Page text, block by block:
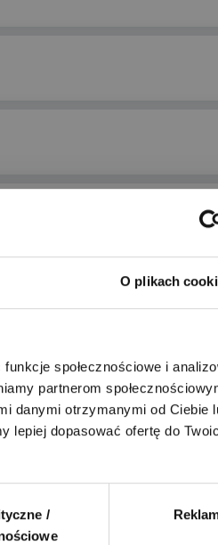
O plikach
społecznościowe i
partnerom
danymi otrzymanymi od Ciebie
lepiej dopasować ofertę do
/